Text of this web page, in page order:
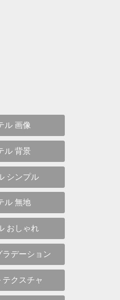
ル 画像
ル 背景
シンプル
ル 無地
おしゃれ
ラデーション
テクスチャ